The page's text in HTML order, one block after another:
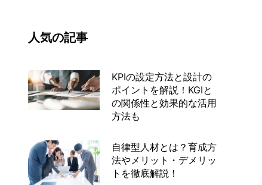
人気の記事
KPIの設定方法と設計の
ポイントを解説！KGIと
の関係性と効果的な活用
方法も
自律型人材とは？育成方
法やメリット・デメリッ
トを徹底解説！